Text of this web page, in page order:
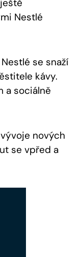
Nestlé
se snaží
kávy.
a sociálně
nových
se vpřed a